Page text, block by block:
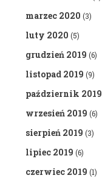
marzec 2020 (3)
luty 2020 (5)
grudzień 2019 (6)
listopad 2019 (9)
październik 2019
wrzesień 2019 (6)
sierpień 2019 (3)
lipiec 2019 (6)
czerwiec 2019 (1)